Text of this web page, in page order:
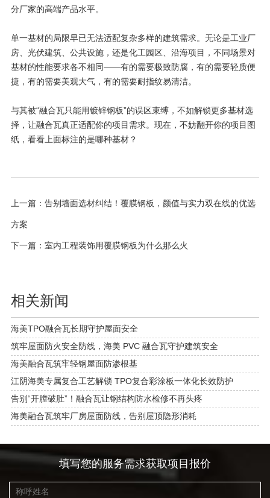
分厂家的高端产品水平。
单一基材的局限早已无法适配复杂多样的建筑需求。无论是工业厂
房、光伏建筑、公共设施，还是化工园区、沿海项目，不同场景对
基材的性能要求各不相同——有的需要极致防腐，有的需要轻质便
捷，有的需要美观大气，有的需要耐指纹易清洁。
与其被“融合瓦只能用镀锌钢板”的误区束缚，不如解锁更多基材选
择，让融合瓦真正适配你的项目需求。现在，不妨翻开你的项目图
纸，看看上面标注的是哪种基材？
上一篇： 告别墙面选材纠结！覆膜钢板，颜值与实力双在线的优选
方案
下一篇： 室内工程装饰用覆膜钢板为什么那么火
相关新闻
海美TPO融合瓦长期守护屋面安全
筑牢屋面防火安全防线，海美 PVC 融合瓦守护建筑安全
海美融合瓦筑牢轻钢屋面防渗根基
江阴海美专属复合工艺解锁 TPO复合彩涂板一体化长效防护
告别“开膛破肚”！融合瓦让钢结构防水检修不再头疼
海美融合瓦筑牢厂房屋面防线，告别屋顶隐形消耗
填写您的服务需求获取项目报价